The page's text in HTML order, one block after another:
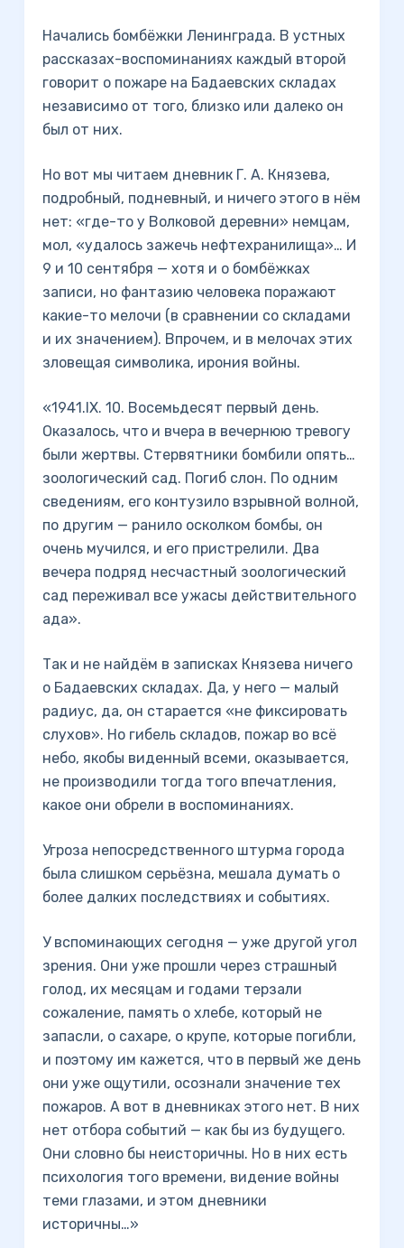
Начались бомбёжки Ленинграда. В устных
рассказах-воспоминаниях каждый второй
говорит о пожаре на Бадаевских складах
независимо от того, близко или далеко он
был от них.
Но вот мы читаем дневник Г. А. Князева,
подробный, подневный, и ничего этого в нём
нет: «где-то у Волковой деревни» немцам,
мол, «удалось зажечь нефтехранилища»… И
9 и 10 сентября — хотя и о бомбёжках
записи, но фантазию человека поражают
какие-то мелочи (в сравнении со складами
и их значением). Впрочем, и в мелочах этих
зловещая символика, ирония войны.
«1941.IX. 10. Восемьдесят первый день.
Оказалось, что и вчера в вечернюю тревогу
были жертвы. Стервятники бомбили опять…
зоологический сад. Погиб слон. По одним
сведениям, его контузило взрывной волной,
по другим — ранило осколком бомбы, он
очень мучился, и его пристрелили. Два
вечера подряд несчастный зоологический
сад переживал все ужасы действительного
ада».
Так и не найдём в записках Князева ничего
о Бадаевских складах. Да, у него — малый
радиус, да, он старается «не фиксировать
слухов». Но гибель складов, пожар во всё
небо, якобы виденный всеми, оказывается,
не производили тогда того впечатления,
какое они обрели в воспоминаниях.
Угроза непосредственного штурма города
была слишком серьёзна, мешала думать о
более далких последствиях и событиях.
У вспоминающих сегодня — уже другой угол
зрения. Они уже прошли через страшный
голод, их месяцам и годами терзали
сожаление, память о хлебе, который не
запасли, о сахаре, о крупе, которые погибли,
и поэтому им кажется, что в первый же день
они уже ощутили, осознали значение тех
пожаров. А вот в дневниках этого нет. В них
нет отбора событий — как бы из будущего.
Они словно бы неисторичны. Но в них есть
психология того времени, видение войны
теми глазами, и этом дневники
историчны…»